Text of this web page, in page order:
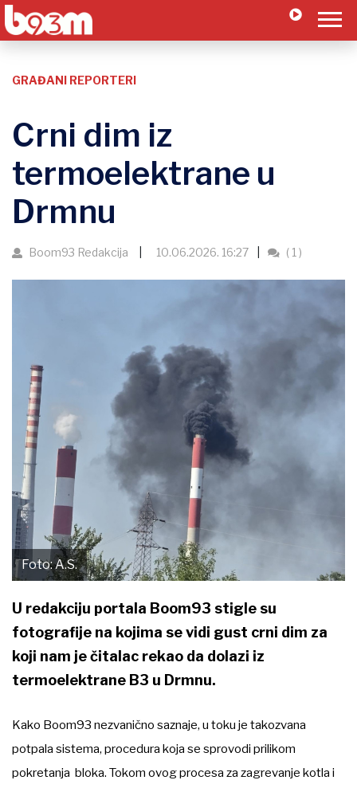
GRAĐANI REPORTERI
Crni dim iz
termoelektrane u
Drmnu
Boom93 Redakcija 10.06.2026. 16:27 ( 1 )
Foto: A.S.
U redakciju portala Boom93 stigle su
fotografije na kojima se vidi gust crni dim za
koji nam je čitalac rekao da dolazi iz
termoelektrane B3 u Drmnu.
Kako Boom93 nezvanično saznaje, u toku je takozvana
potpala sistema, procedura koja se sprovodi prilikom
pokretanja bloka. Tokom ovog procesa za zagrevanje kotla i